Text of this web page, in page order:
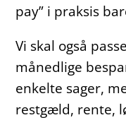
pay” i praksis
Vi skal også
månedlige
enkelte sager,
restgæld, rente,